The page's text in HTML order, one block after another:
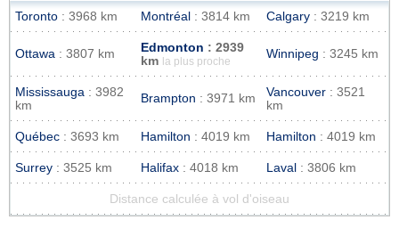
Toronto : 3968 km Montréal : 3814 km Calgary : 3219 km
Ottawa : 3807 km Edmonton : 2939
km
la plus proche
Winnipeg : 3245 km
Mississauga : 3982
km
Brampton : 3971 km Vancouver : 3521
km
Québec : 3693 km Hamilton : 4019 km Hamilton : 4019 km
Surrey : 3525 km Halifax : 4018 km Laval : 3806 km
Distance calculée à vol d'oiseau